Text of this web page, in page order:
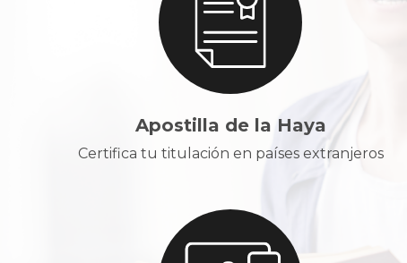
Apostilla de la Haya
Certifica tu titulación en países extranjeros